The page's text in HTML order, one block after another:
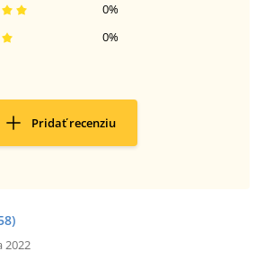
0%
0%
Pridať recenziu
2022